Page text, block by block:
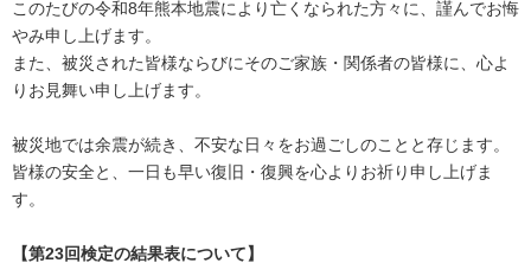
このたびの令和8年熊本地震により亡くなられた方々に、謹んでお悔
やみ申し上げます。
また、被災された皆様ならびにそのご家族・関係者の皆様に、心よ
りお見舞い申し上げます。
被災地では余震が続き、不安な日々をお過ごしのことと存じます。
皆様の安全と、一日も早い復旧・復興を心よりお祈り申し上げま
す。
【第23回検定の結果表について】